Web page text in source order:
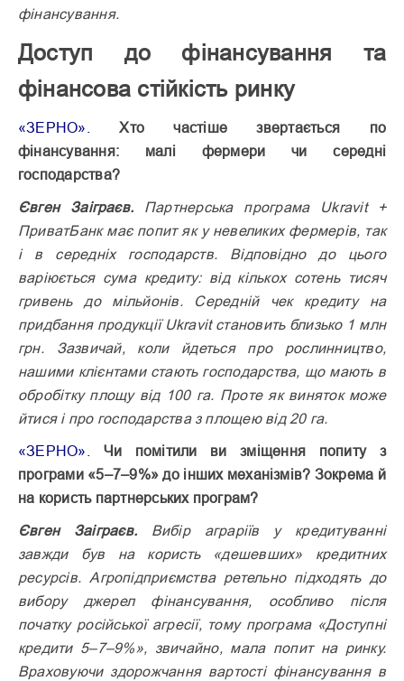
фінансування.
Доступ до фінансування та
фінансова стійкість ринку
«ЗЕРНО».
Хто частіше звертається по
фінансування: малі фермери чи середні
господарства?
Євген Заіграєв. Партнерська програма Ukravit +
ПриватБанк має попит як у невеликих фермерів, так
і в середніх господарств. Відповідно до цього
варіюється сума кредиту: від кількох сотень тисяч
гривень до мільйонів. Середній чек кредиту на
придбання продукції Ukravit становить близько 1 млн
грн. Зазвичай, коли йдеться про рослинництво,
нашими клієнтами стають господарства, що мають в
обробітку площу від 100 га. Проте як виняток може
йтися і про господарства з площею від 20 га.
«ЗЕРНО».
Чи помітили ви зміщення попиту з
програми «5–7–9%» до інших механізмів? Зокрема й
на користь партнерських програм?
Євген Заіграєв. Вибір аграріїв у кредитуванні
завжди був на користь «дешевших» кредитних
ресурсів. Агропідприємства ретельно підходять до
вибору джерел фінансування, особливо після
початку російської агресії, тому програма «Доступні
кредити 5–7–9%», звичайно, мала попит на ринку.
Враховуючи здорожчання вартості фінансування в